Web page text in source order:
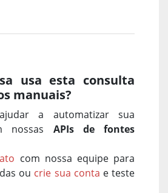
usa esta consulta
manuais?
a automatizar sua
nossas APIs de fontes
com nossa equipe para
ou crie sua conta e teste